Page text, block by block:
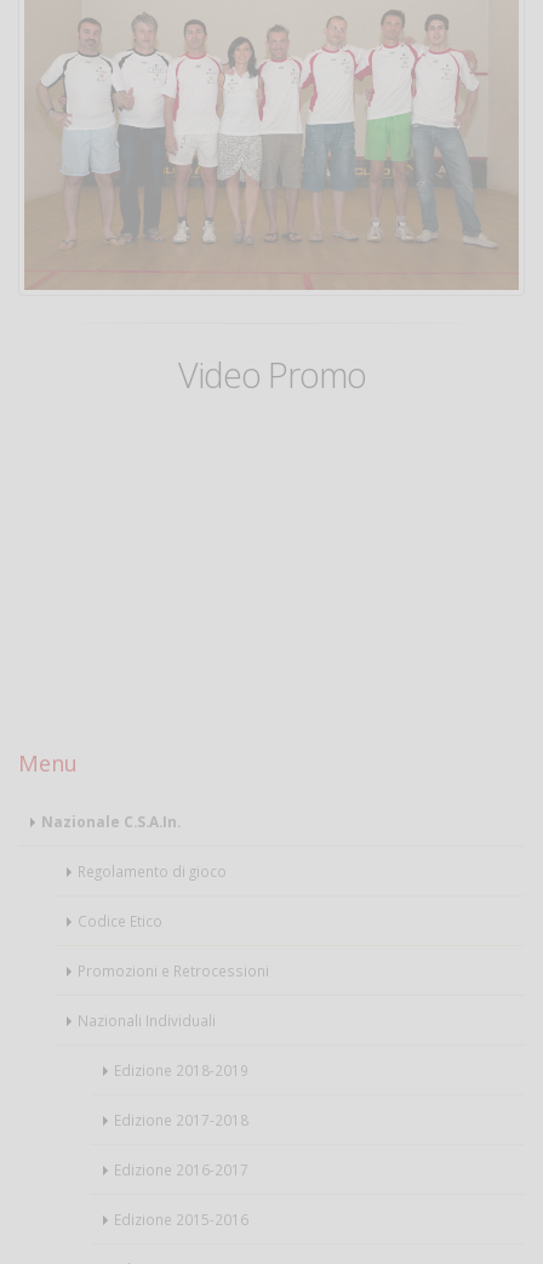
Video Promo
Menu
Nazionale C.S.A.In.
Regolamento di gioco
Codice Etico
Promozioni e Retrocessioni
Nazionali Individuali
Edizione 2018-2019
Edizione 2017-2018
Edizione 2016-2017
Edizione 2015-2016